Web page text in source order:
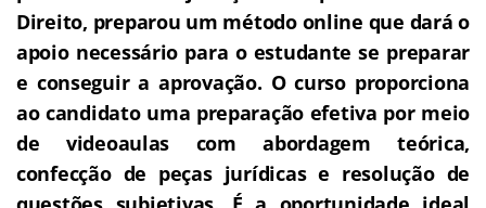
Direito, preparou um método online que dará o
apoio necessário para o estudante se preparar
e conseguir a aprovação. O curso proporciona
ao candidato uma preparação efetiva por meio
de videoaulas com abordagem teórica,
confecção de peças jurídicas e resolução de